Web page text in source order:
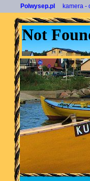
Polwysep.pl kamera -